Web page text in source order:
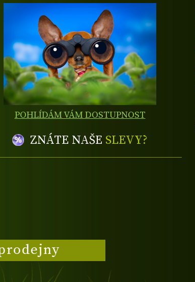
POHLÍDÁM VÁM DOSTUPNOST
ZNÁTE NAŠE SLEVY?